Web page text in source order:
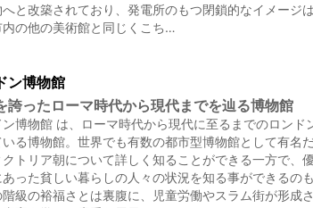
へと改築されており、発電所のもつ閉鎖的なイメージ
内の他の美術館と同じくこち…
ン博物館
誇ったローマ時代から現代までを辿る博物館
ン博物館 は、ローマ時代から現代に至るまでのロンド
る博物館。世界でも有数の都市型博物館として有名
クトリア朝について詳しく知ることができる一方で、
った貧しい暮らしの人々の状況を知る事ができるのも
級の裕福さとは裏腹に、児童労働やスラム街が形成